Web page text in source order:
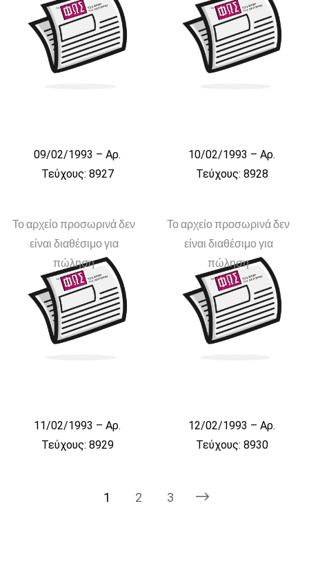
09/02/1993 – Αρ.
Τεύχους: 8927
10/02/1993 – Αρ.
Τεύχους: 8928
Το αρχείο προσωρινά δεν
είναι διαθέσιμο για
πώληση
11/02/1993 – Αρ.
Τεύχους: 8929
Το αρχείο προσωρινά δεν
είναι διαθέσιμο για
πώληση
12/02/1993 – Αρ.
Τεύχους: 8930
1 2 3